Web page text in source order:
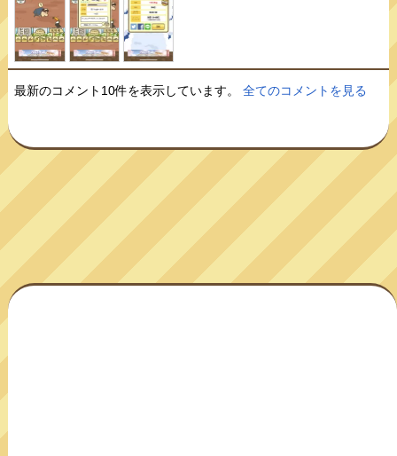
最新のコメント10件を表示しています。全てのコメントを見る